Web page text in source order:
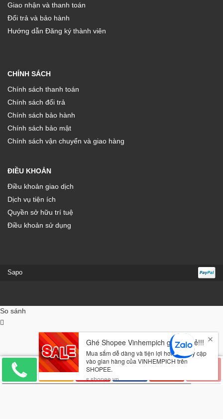
Giao nhận và thanh toán
Đổi trả và bảo hành
Hướng dẫn Đăng ký thành viên
CHÍNH SÁCH
Chính sách thanh toán
Chính sách đổi trả
Chính sách bảo hành
Chính sách bảo mật
Chính sách vận chuyển và giao hàng
ĐIỀU KHOẢN
Điều khoản giao dịch
Dịch vụ tiện ích
Quyền sở hữu trí tuệ
Điều khoản sử dụng
Sapo
So sánh